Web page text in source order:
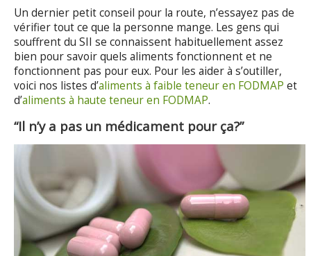
Un dernier petit conseil pour la route, n’essayez pas de
vérifier tout ce que la personne mange. Les gens qui
souffrent du SII se connaissent habituellement assez
bien pour savoir quels aliments fonctionnent et ne
fonctionnent pas pour eux. Pour les aider à s’outiller,
voici nos listes d’aliments à faible teneur en FODMAP et
d’aliments à haute teneur en FODMAP.
“Il n’y a pas un médicament pour ça?”